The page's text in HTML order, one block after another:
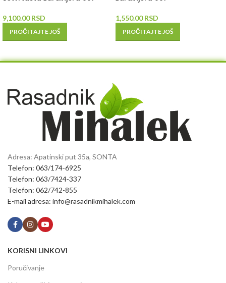
9,100.00RSD
PROČITAJTE JOŠ
1,550.00RSD
PROČITAJTE JOŠ
Adresa: Apatinski put 35a, SONTA
Telefon: 063/174-6925
Telefon: 063/7424-337
Telefon: 062/742-855
E-mail adresa: info@rasadnikmihalek.com
KORISNI LINKOVI
Poručivanje